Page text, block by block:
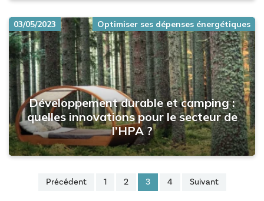
Développement durable et camping :
quelles innovations pour le secteur de
l’HPA ?
03/05/2023 Optimiser ses dépenses énergétiques
Précédent 1 2 3 4 Suivant